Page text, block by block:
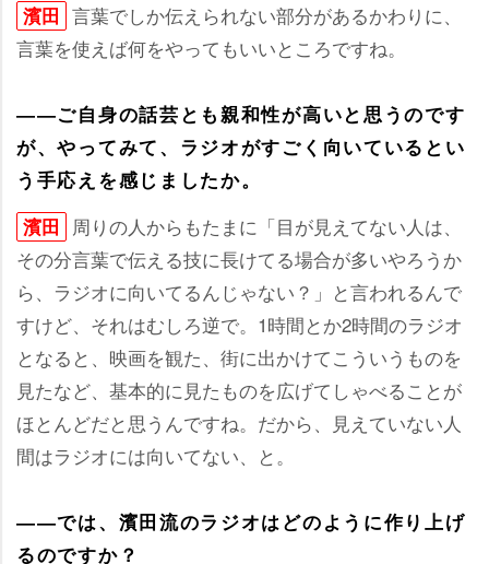
濱田 言葉でしか伝えられない部分があるかわりに、
言葉を使えば何をやってもいいところですね。
――ご自身の話芸とも親和性が高いと思うのです
が、やってみて、ラジオがすごく向いているとい
う手応えを感じましたか。
濱田
周りの人からもたまに「目が見えてない人は、
その分言葉で伝える技に長けてる場合が多いやろうか
ら、ラジオに向いてるんじゃない？」と言われるんで
すけど、それはむしろ逆で。1時間とか2時間のラジオ
となると、映画を観た、街に出かけてこういうものを
見たなど、基本的に見たものを広げてしゃべることが
ほとんどだと思うんですね。だから、見えていない人
間はラジオには向いてない、と。
――では、濱田流のラジオはどのように作り上げ
るのですか？